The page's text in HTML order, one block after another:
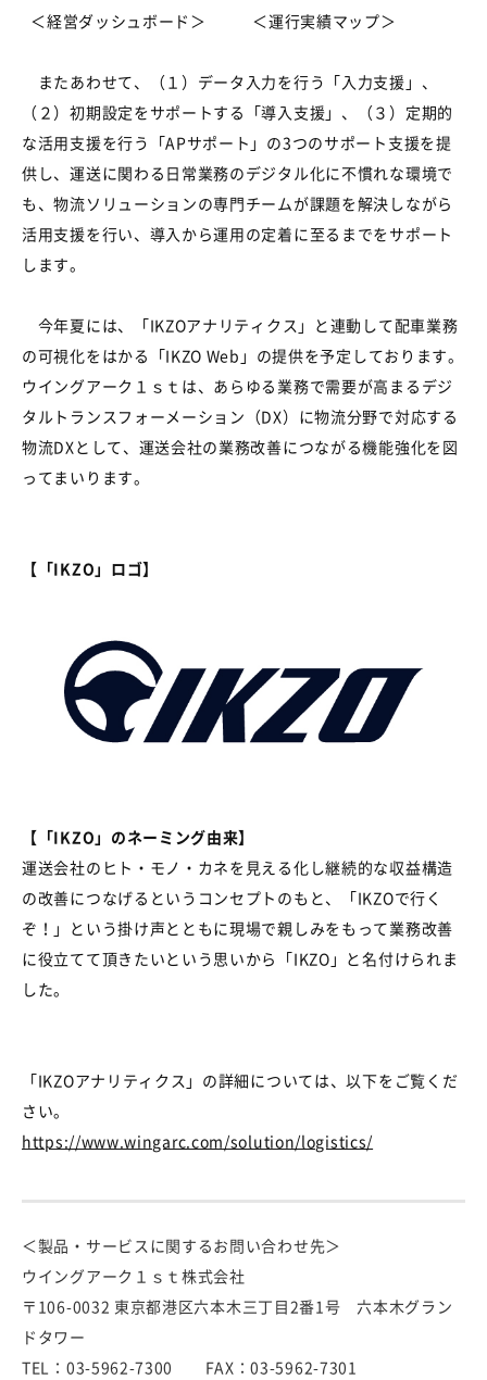
＜経営ダッシュボード＞ ＜運行実績マップ＞
またあわせて、（１）データ入力を行う「入力支援」、
（２）初期設定をサポートする「導入支援」、（３）定期的
な活用支援を行う「APサポート」の3つのサポート支援を提
供し、運送に関わる日常業務のデジタル化に不慣れな環境で
も、物流ソリューションの専門チームが課題を解決しながら
活用支援を行い、導入から運用の定着に至るまでをサポート
します。
今年夏には、「IKZOアナリティクス」と連動して配車業務
の可視化をはかる「IKZO Web」の提供を予定しております。
ウイングアーク１ｓｔは、あらゆる業務で需要が高まるデジ
タルトランスフォーメーション（DX）に物流分野で対応する
物流DXとして、運送会社の業務改善につながる機能強化を図
ってまいります。
【「IKZO」ロゴ】
【「IKZO」のネーミング由来】
運送会社のヒト・モノ・カネを見える化し継続的な収益構造
の改善につなげるというコンセプトのもと、「IKZOで行く
ぞ！」という掛け声とともに現場で親しみをもって業務改善
に役立てて頂きたいという思いから「IKZO」と名付けられま
した。
「IKZOアナリティクス」の詳細については、以下をご覧くだ
さい。
https://www.wingarc.com/solution/logistics/
＜製品・サービスに関するお問い合わせ先＞
ウイングアーク１ｓｔ株式会社
〒106-0032 東京都港区六本木三丁目2番1号 六本木グラン
ドタワー
TEL：03-5962-7300 FAX：03-5962-7301